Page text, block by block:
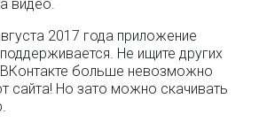
видео.
2017 года приложение
Не ищите других
больше невозможно
сайта! Но зато можно скачивать